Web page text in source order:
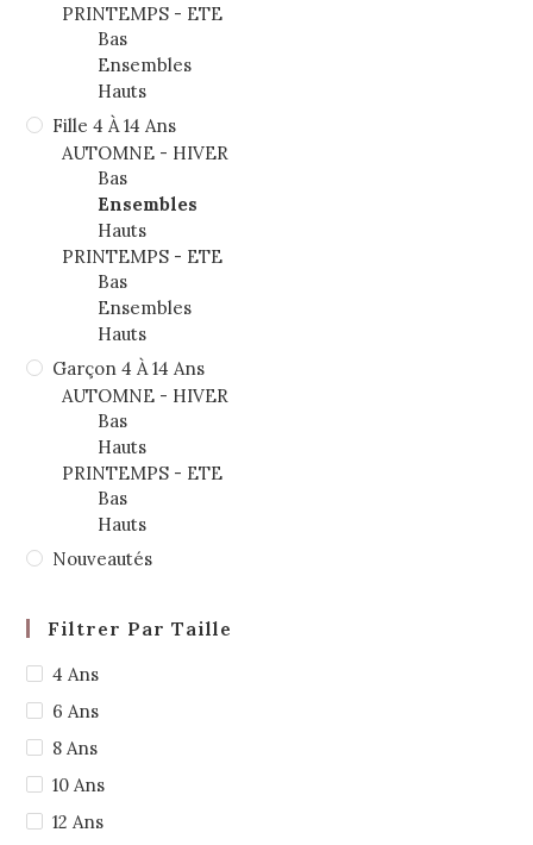
PRINTEMPS - ETE
Bas
Ensembles
Hauts
Fille 4 À 14 Ans
AUTOMNE - HIVER
Bas
Ensembles
Hauts
PRINTEMPS - ETE
Bas
Ensembles
Hauts
Garçon 4 À 14 Ans
AUTOMNE - HIVER
Bas
Hauts
PRINTEMPS - ETE
Bas
Hauts
Nouveautés
Filtrer Par Taille
4 Ans
6 Ans
8 Ans
10 Ans
12 Ans